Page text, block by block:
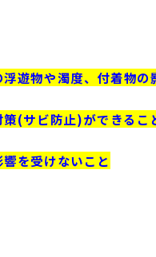
遊物や濁度、付着物の
(サビ防止)ができるこ
を受けないこと